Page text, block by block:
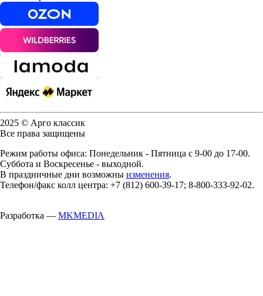
2025 © Арго классик
Все права защищены
Режим работы офиса: Понедельник - Пятница с 9-00 до 17-00.
Суббота и Воскресенье - выходной.
В праздничные дни возможны изменения.
Телефон/факс колл центра: +7 (812) 600-39-17; 8-800-333-92-02.
Разработка — MKMEDIA